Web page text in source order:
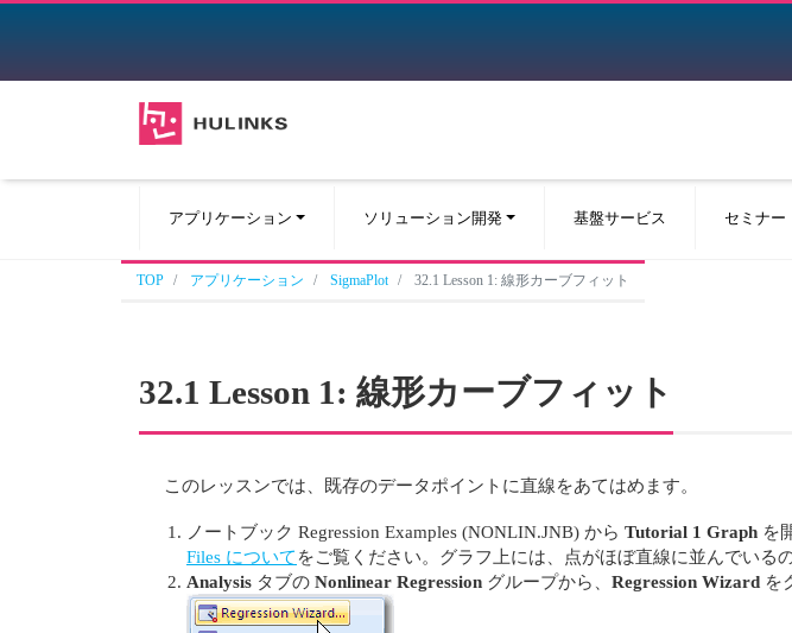
アプリケーション ソリューション開発 基盤サービス セミナー
TOP アプリケーション SigmaPlot 32.1 Lesson 1: 線形カーブフィット
32.1 Lesson 1: 線形カーブフィット
このレッスンでは、既存のデータポイントに直線をあてはめます。
ノートブック Regression Examples (NONLIN.JNB) から Tutorial 1 Graph を
Files について をご覧ください。グラフ上には、点がほぼ直線に並んでいる
Analysis タブの Nonlinear Regression グループから、 Regression Wizard を